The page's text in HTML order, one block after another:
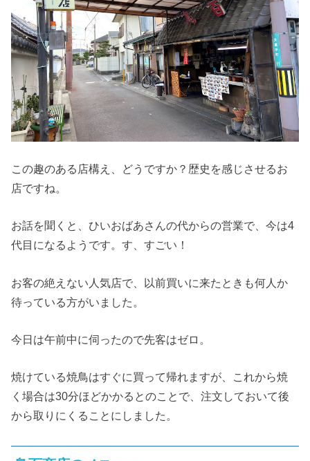
この趣のある店構え、どうですか？歴史を感じさせるお
店ですね。
お話を聞くと、ひいおばあさんの代からの営業で、今は4
代目になるようです。す、すごい！
お客の絶えない人気店で、以前買いに来たときも何人か
待っている方がいました。
今日は午前中に伺ったので先客はゼロ。
焼けている焼鳥はすぐに買って帰れますが、これから焼
く場合は30分ほどかかるとのことで、注文しておいて後
から取りにくることにしました。